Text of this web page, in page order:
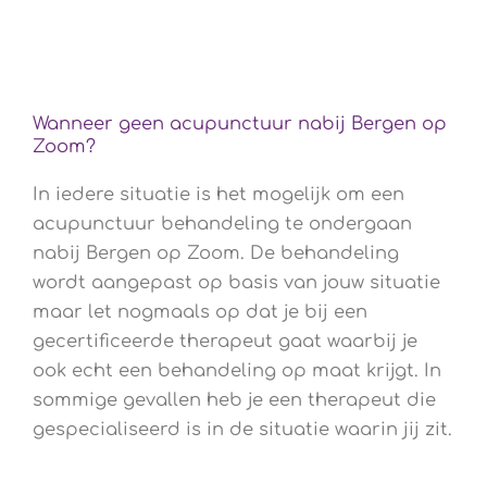
Wanneer geen acupunctuur nabij Bergen op
Zoom?
In iedere situatie is het mogelijk om een
acupunctuur behandeling te ondergaan
nabij Bergen op Zoom. De behandeling
wordt aangepast op basis van jouw situatie
maar let nogmaals op dat je bij een
gecertificeerde therapeut gaat waarbij je
ook echt een behandeling op maat krijgt. In
sommige gevallen heb je een therapeut die
gespecialiseerd is in de situatie waarin jij zit.